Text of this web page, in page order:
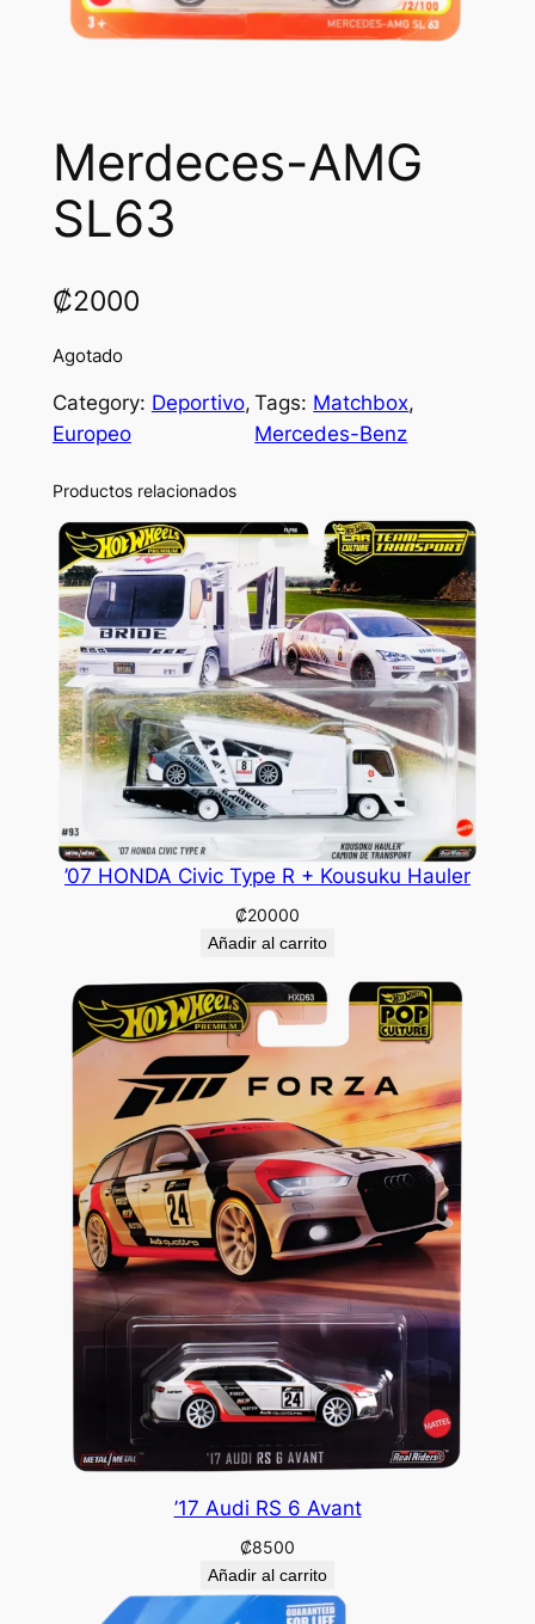
Merdeces-AMG
SL63
₡2000
Agotado
Category: Deportivo ,
Europeo
Tags: Matchbox
Mercedes-Benz
Productos relacionados
’07 HONDA Civic Type R + Kousuku Hauler
₡20000
Añadir al carrito
’17 Audi RS 6 Avant
₡8500
Añadir al carrito